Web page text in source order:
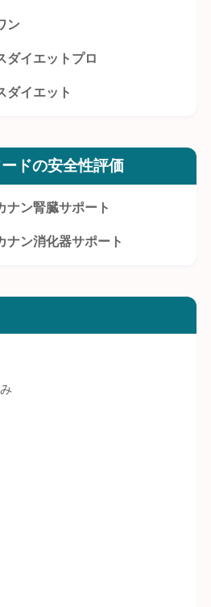
ン
ダイエットプロ
ダイエット
ドの安全性評価
ナン腎臓サポート
ナン消化器サポート